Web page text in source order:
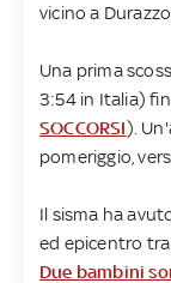
vicino a Durazzo.
Una prima
3:54 in Italia)
SOCCORSI).
pomeriggio,
Il sisma ha
ed epicentro tra
Due bambini